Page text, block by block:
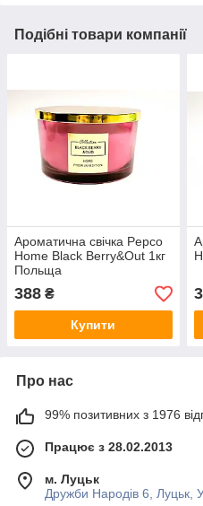
Подібні товари компанії
Ароматична свічка Pepco
Home Black Berry&Out 1кг
Польща
388 ₴
Купити
Про нас
99% позитивних з 1976
Працює з 28.02.2013
м. Луцьк
Дружби Народів 6, Луцьк,